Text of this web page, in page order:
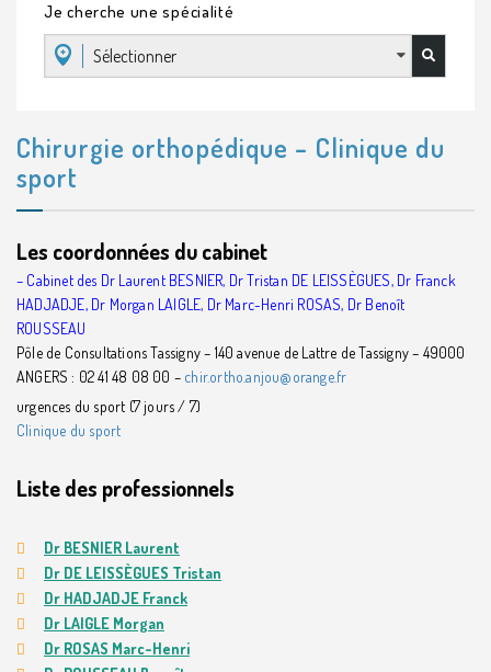
Je cherche une spécialité
Sélectionner
Chirurgie orthopédique – Clinique du
sport
Les coordonnées du cabinet
– Cabinet des Dr Laurent BESNIER, Dr Tristan DE LEISSÈGUES, Dr Franck
HADJADJE, Dr Morgan LAIGLE, Dr Marc-Henri ROSAS, Dr Benoît
ROUSSEAU
Pôle de Consultations Tassigny – 140 avenue de Lattre de Tassigny – 49000
ANGERS : 02 41 48 08 00 – chir.ortho.anjou@orange.fr
urgences du sport (7 jours / 7)
Clinique du sport
Liste des professionnels
Dr BESNIER Laurent
Dr DE LEISSÈGUES Tristan
Dr HADJADJE Franck
Dr LAIGLE Morgan
Dr ROSAS Marc-Henri